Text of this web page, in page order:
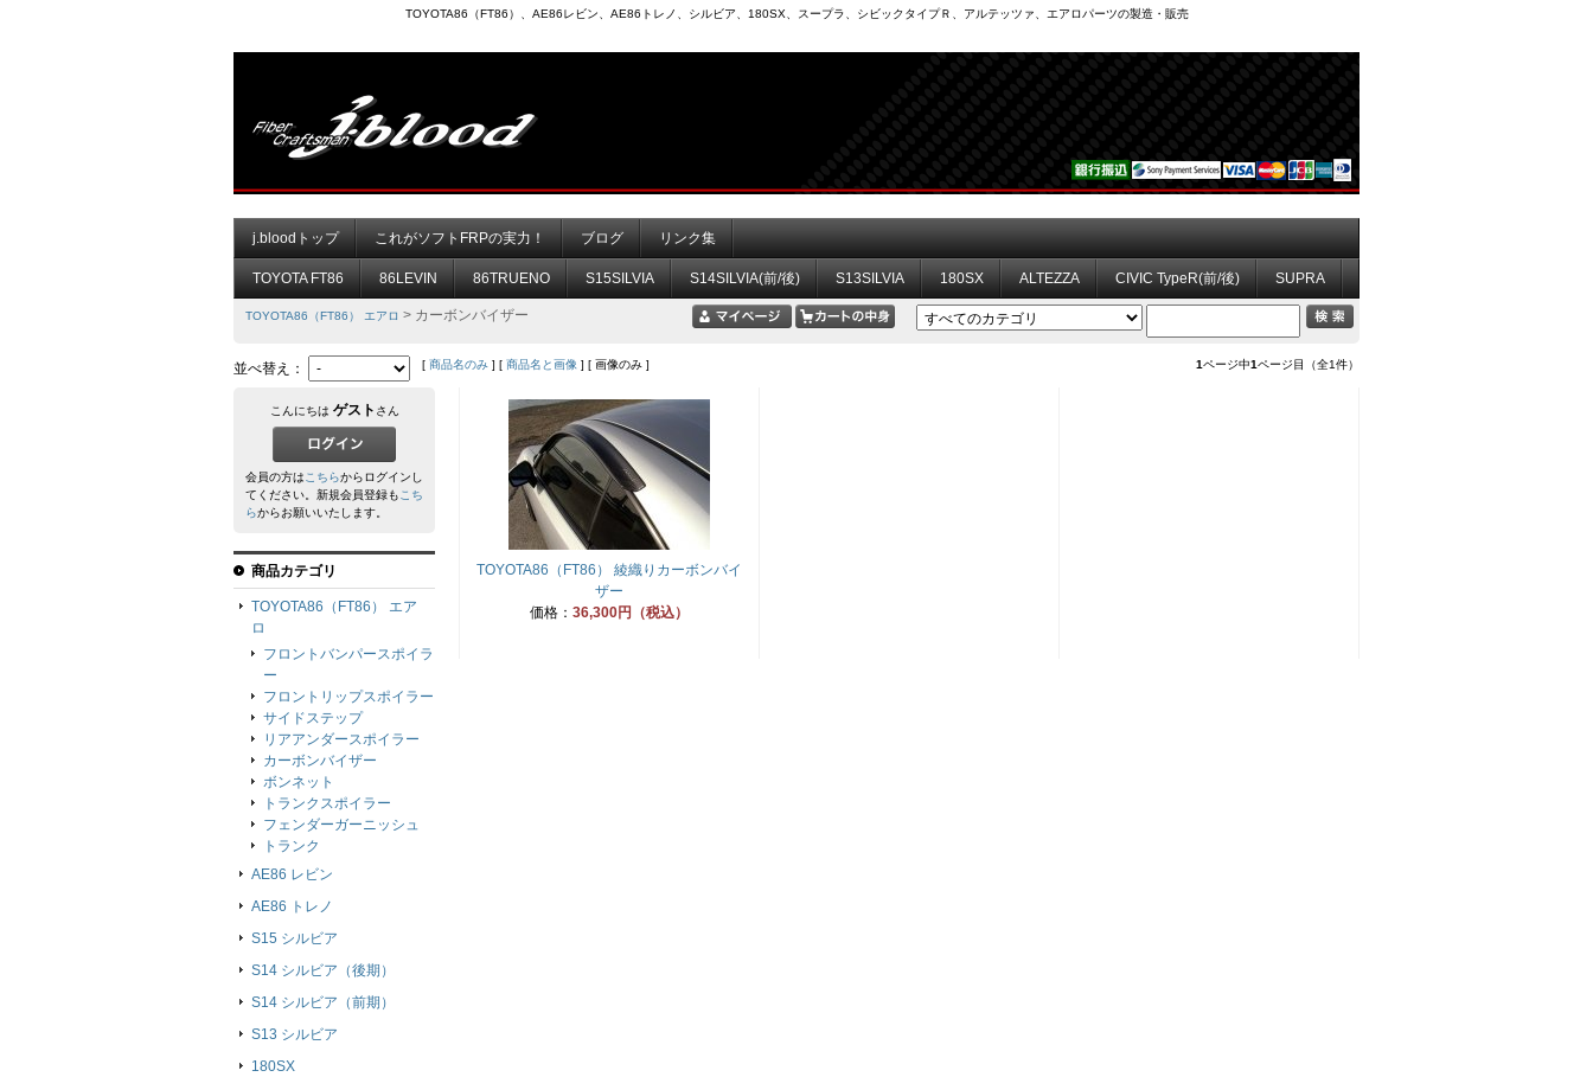
TOYOTA86（FT86）、AE86レビン、AE86トレノ、シルビア、180SX、スープラ、シビックタイプＲ、アルテッツァ、エアロパーツの製造・販売
j.bloodトップ これがソフトFRPの実力！ ブログ リンク集
TOYOTA FT86 86LEVIN 86TRUENO S15SILVIA S14SILVIA(前/後) S13SILVIA 180SX ALTEZZA CIVIC TypeR(前/後) SUPRA
TOYOTA86（FT86） エアロ > カーボンバイザー
並べ替え： [ 商品名のみ ] [ 商品名と画像 ] [ 画像のみ ] 1ページ中1ページ目（全1件）
TOYOTA86（FT86） 綾織りカーボンバイ
ザー
価格： 36,300円（税込）
こんにちは ゲスト さん
会員の方はこちらからログインし
てください。新規会員登録もこち
らからお願いいたします。
商品カテゴリ
TOYOTA86（FT86） エア
ロ
フロントバンパースポイラ
ー
フロントリップスポイラー
サイドステップ
リアアンダースポイラー
カーボンバイザー
ボンネット
トランクスポイラー
フェンダーガーニッシュ
トランク
AE86 レビン
AE86 トレノ
S15 シルビア
S14 シルビア（後期）
S14 シルビア（前期）
S13 シルビア
180SX